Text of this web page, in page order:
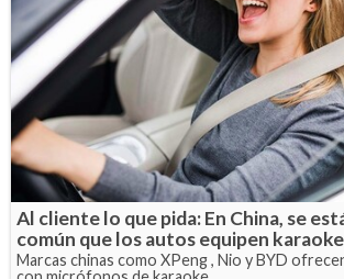
Al cliente lo que pida: En China, se
común que los autos equipen karaoke
Marcas chinas como XPeng , Nio y BYD